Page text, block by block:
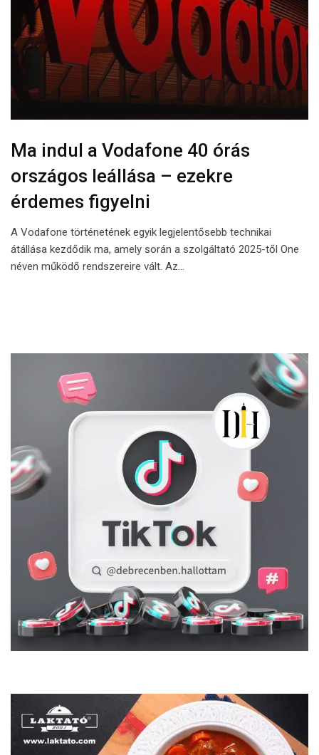
Ma indul a Vodafone 40 órás
országos leállása – ezekre
érdemes figyelni
A Vodafone történetének egyik legjelentősebb technikai
átállása kezdődik ma, amely során a szolgáltató 2025-től One
néven működő rendszereire vált. Az…